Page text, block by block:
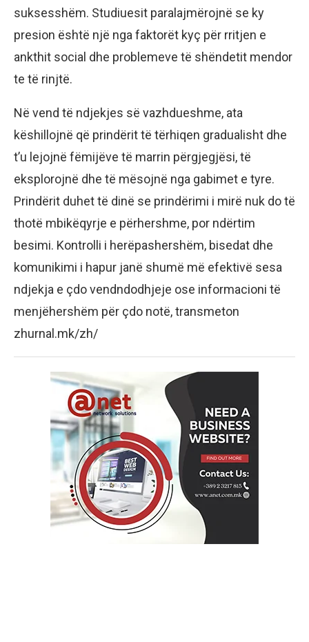
suksesshëm. Studiuesit paralajmërojnë se ky
presion është një nga faktorët kyç për rritjen e
ankthit social dhe problemeve të shëndetit mendor
te të rinjtë.
Në vend të ndjekjes së vazhdueshme, ata
këshillojnë që prindërit të tërhiqen gradualisht dhe
t’u lejojnë fëmijëve të marrin përgjegjësi, të
eksplorojnë dhe të mësojnë nga gabimet e tyre.
Prindërit duhet të dinë se prindërimi i mirë nuk do të
thotë mbikëqyrje e përhershme, por ndërtim
besimi. Kontrolli i herëpashershëm, bisedat dhe
komunikimi i hapur janë shumë më efektivë sesa
ndjekja e çdo vendndodhjeje ose informacioni të
menjëhershëm për çdo notë, transmeton
zhurnal.mk/zh/